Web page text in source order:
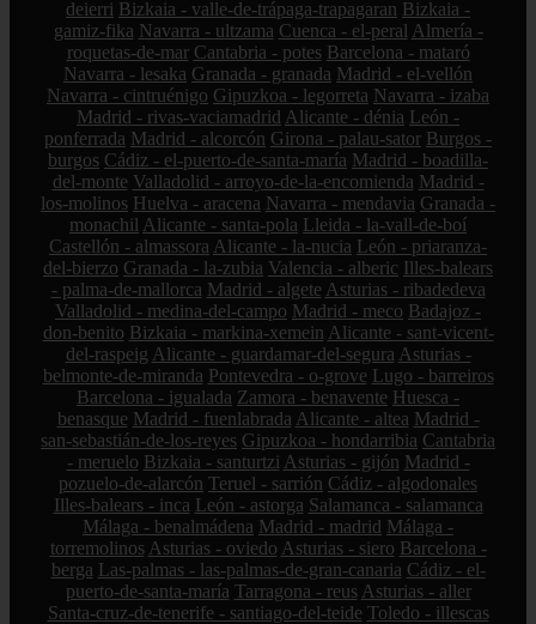
deierri Bizkaia - valle-de-trápaga-trapagaran Bizkaia -
gamiz-fika Navarra - ultzama Cuenca - el-peral Almería -
roquetas-de-mar Cantabria - potes Barcelona - mataró
Navarra - lesaka Granada - granada Madrid - el-vellón
Navarra - cintruénigo Gipuzkoa - legorreta Navarra - izaba
Madrid - rivas-vaciamadrid Alicante - dénia León -
ponferrada Madrid - alcorcón Girona - palau-sator Burgos -
burgos Cádiz - el-puerto-de-santa-maría Madrid - boadilla-
del-monte Valladolid - arroyo-de-la-encomienda Madrid -
los-molinos Huelva - aracena Navarra - mendavia Granada -
monachil Alicante - santa-pola Lleida - la-vall-de-boí
Castellón - almassora Alicante - la-nucia León - priaranza-
del-bierzo Granada - la-zubia Valencia - alberic Illes-balears
- palma-de-mallorca Madrid - algete Asturias - ribadedeva
Valladolid - medina-del-campo Madrid - meco Badajoz -
don-benito Bizkaia - markina-xemein Alicante - sant-vicent-
del-raspeig Alicante - guardamar-del-segura Asturias -
belmonte-de-miranda Pontevedra - o-grove Lugo - barreiros
Barcelona - igualada Zamora - benavente Huesca -
benasque Madrid - fuenlabrada Alicante - altea Madrid -
san-sebastián-de-los-reyes Gipuzkoa - hondarribia Cantabria
- meruelo Bizkaia - santurtzi Asturias - gijón Madrid -
pozuelo-de-alarcón Teruel - sarrión Cádiz - algodonales
Illes-balears - inca León - astorga Salamanca - salamanca
Málaga - benalmádena Madrid - madrid Málaga -
torremolinos Asturias - oviedo Asturias - siero Barcelona -
berga Las-palmas - las-palmas-de-gran-canaria Cádiz - el-
puerto-de-santa-maría Tarragona - reus Asturias - aller
Santa-cruz-de-tenerife - santiago-del-teide Toledo - illescas